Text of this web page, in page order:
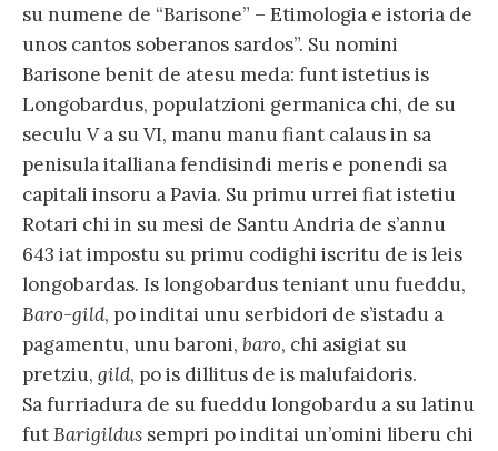
su numene de “Barisone” – Etimologia e istoria de
unos cantos soberanos sardos”. Su nomini
Barisone benit de atesu meda: funt istetius is
Longobardus, populatzioni germanica chi, de su
seculu V a su VI, manu manu fiant calaus in sa
penisula italliana fendisindi meris e ponendi sa
capitali insoru a Pavia. Su primu urrei fiat istetiu
Rotari chi in su mesi de Santu Andria de s’annu
643 iat impostu su primu codighi iscritu de is leis
longobardas. Is longobardus teniant unu fueddu,
Baro-gild, po inditai unu serbidori de s’istadu a
pagamentu, unu baroni, baro, chi asigiat su
pretziu, gild, po is dillitus de is malufaidoris.
Sa furriadura de su fueddu longobardu a su latinu
futBarigildus sempri po inditai un’omini liberu chi